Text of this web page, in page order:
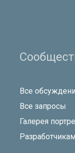
Все
Все запросы
Галерея
Разработчикам